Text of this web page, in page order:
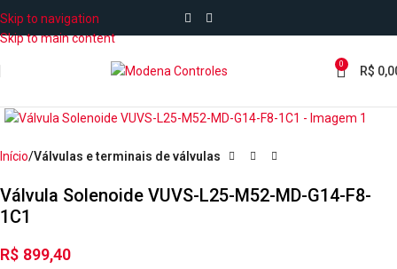
Skip to navigation
Skip to main content
0 R$
Início Válvulas e terminais de válvulas
Válvula Solenoide VUVS-L25-M52-MD-G14-F8-
1C1
R$ 899,40